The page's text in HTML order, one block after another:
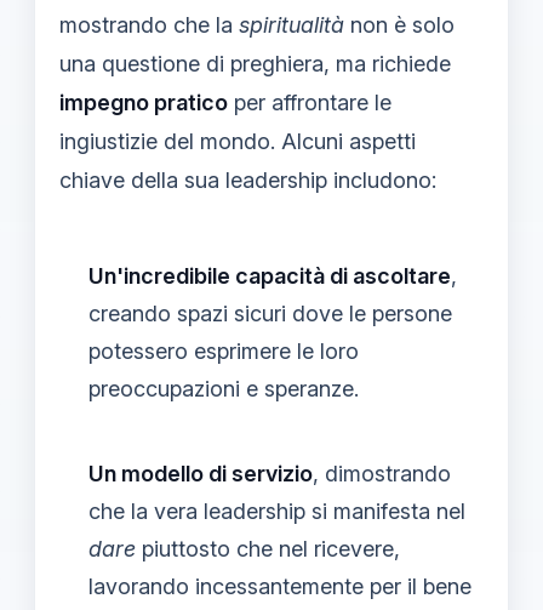
mostrando che la spiritualità non è solo
una questione di preghiera, ma richiede
impegno pratico per affrontare le
ingiustizie del mondo. Alcuni aspetti
chiave della sua leadership includono:
Un'incredibile capacità di ascoltare,
creando spazi sicuri dove le persone
potessero esprimere le loro
preoccupazioni e speranze.
Un modello di servizio, dimostrando
che la vera leadership si manifesta nel
dare piuttosto che nel ricevere,
lavorando incessantemente per il bene